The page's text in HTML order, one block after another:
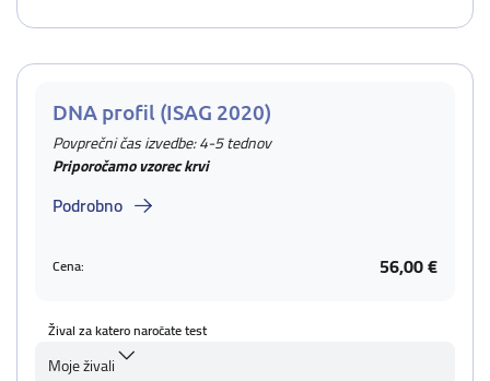
DNA profil (ISAG 2020)
Povprečni čas izvedbe: 4-5 tednov
Priporočamo vzorec krvi
Podrobno
Cena: 56,00 €
Žival za katero naročate test
Moje živali